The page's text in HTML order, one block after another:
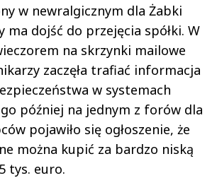
w newralgicznym dla Żabki
ma dojść do przejęcia spółki. W
na skrzynki mailowe
zaczęła trafiać informacja
w systemach
później na jednym z forów dla
pojawiło się ogłoszenie, że
można kupić za bardzo niską
tys. euro.